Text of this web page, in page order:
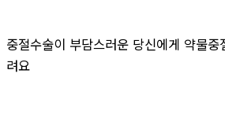
중절수술이 부담스러운 당신에게 약물
려요